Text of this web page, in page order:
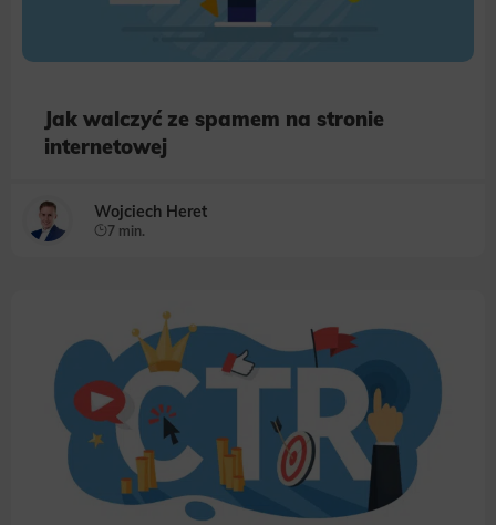
Jak walczyć ze spamem na stronie
internetowej
Wojciech Heret
7 min.